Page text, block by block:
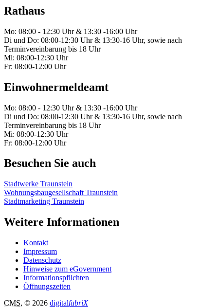
Rathaus
Mo: 08:00 - 12:30 Uhr & 13:30 -16:00 Uhr
Di und Do: 08:00-12:30 Uhr & 13:30-16 Uhr, sowie nach
Terminvereinbarung bis 18 Uhr
Mi: 08:00-12:30 Uhr
Fr: 08:00-12:00 Uhr
Einwohnermeldeamt
Mo: 08:00 - 12:30 Uhr & 13:30 -16:00 Uhr
Di und Do: 08:00-12:30 Uhr & 13:30-16 Uhr, sowie nach
Terminvereinbarung bis 18 Uhr
Mi: 08:00-12:30 Uhr
Fr: 08:00-12:00 Uhr
Besuchen Sie auch
Stadtwerke Traunstein
Wohnungsbaugesellschaft Traunstein
Stadtmarketing Traunstein
Weitere Informationen
Kontakt
Impressum
Datenschutz
Hinweise zum eGovernment
Informationspflichten
Öffnungszeiten
CMS, © 2026 digitalfabriX